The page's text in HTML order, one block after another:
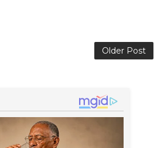
Older Post